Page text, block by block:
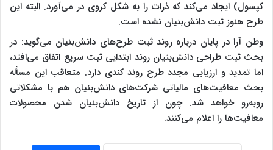
کپسول) ایجاد می‌کند که ذرات را به شکل کروی در می‌آورد. البته این
طرح هنوز ثبت دانش‌بنیان نشده است.
وطن آرا در پایان درباره روند ثبت طرح‌های دانش‌بنیان می‌گوید: در
بحث ثبت طراحی دانش‌بنیان روند ابتدایی ثبت سریع اتفاق می‌افتد،
اما تمدید و ارزیابی مجدد طرح روند کندی دارد. متعاقب این مسأله
بحث معافیت‌های مالیاتی شرکت‌های دانش‌بنیان هم با مشکلاتی
روبه‌رو خواهد شد. چون از تاریخ دانش‌بنیان شدن محصولات
معافیت‌ها را اعلام می‌کنند.